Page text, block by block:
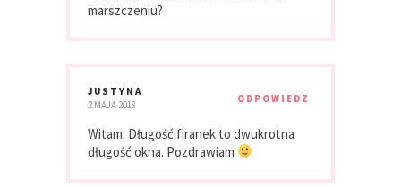
marszczeniu?
JUSTYNA
2 MAJA 2018
ODPOWIEDZ
Witam. Długość firanek to dwukrotna
długość okna. Pozdrawiam